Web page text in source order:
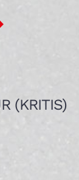
(KRITIS)